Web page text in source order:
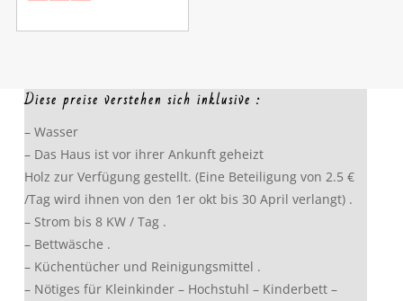
Diese preise verstehen sich inklusive :
– Wasser
– Das Haus ist vor ihrer Ankunft geheizt
Holz zur Verfügung gestellt. (Eine Beteiligung von 2.5 €
/Tag wird ihnen von den 1er okt bis 30 April verlangt) .
– Strom bis 8 KW / Tag .
– Bettwäsche .
– Küchentücher und Reinigungsmittel .
– Nötiges für Kleinkinder – Hochstuhl – Kinderbett –